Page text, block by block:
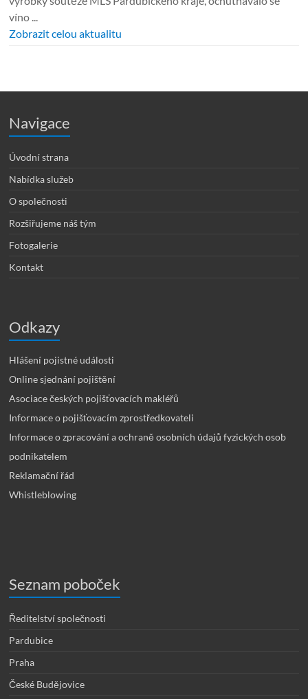
víno ...
Zobrazit celou aktualitu
Navigace
Úvodní strana
Nabídka služeb
O společnosti
Rozšiřujeme náš tým
Fotogalerie
Kontakt
Odkazy
Hlášení pojistné události
Online sjednání pojištění
Asociace českých pojišťovacích makléřů
Informace o pojišťovacím zprostředkovateli
Informace o zpracování a ochraně osobních údajů fyzických osob
podnikatelem
Reklamační řád
Whistleblowing
Seznam poboček
Ředitelství společnosti
Pardubice
Praha
České Budějovice